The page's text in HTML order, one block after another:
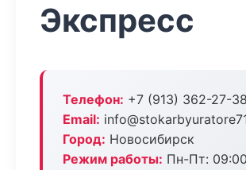
Экспресс
Телефон: +7 (913) 362-27-38
Email:
Город: Новосибирск
Режим работы: Пн-Пт: